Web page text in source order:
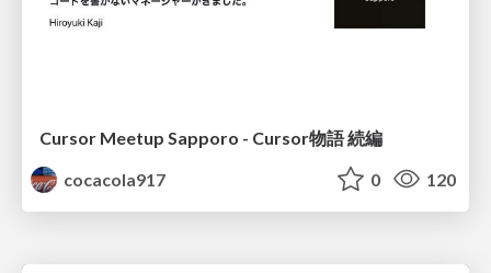
Cursor Meetup Sapporo - Cursor物語 続編
cocacola917
0 120